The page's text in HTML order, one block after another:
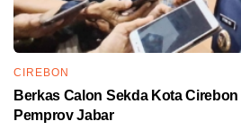
CIREBON
Berkas Calon Sekda Kota
Pemprov Jabar